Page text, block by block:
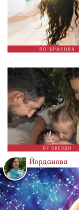
ПО-КРАСИВА
БГ ЗВЕЗДИ
Йорданова